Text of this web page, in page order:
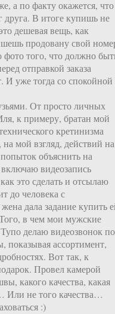
а по факту окажется, что
друга. В итоге купишь не
дешевая вещь, как
продовану свой
того, что должно
отправкой заказа
И уже тогда со спокойной
От просто личных
к примеру, братан мой
кретинизма
мой взгляд, действий на
объяснить на
видеозапись
это сделать и отсылаю
до человека с
дала задание купить
в чем мои мужские
делаю видеозвонок по
показывая ассортимент,
Вот так, к
Провел камерой
какого качества, какая
не того качества…
:)